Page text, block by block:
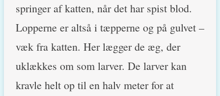
springer af katten, når det har spist blod.
Lopperne er altså i tæpperne og på gulvet –
væk fra katten. Her lægger de æg, der
uklækkes om som larver. De larver kan
kravle helt op til en halv meter for at